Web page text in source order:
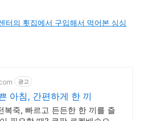
터의 횟집에서 구입해서 먹어본 싱싱
광고
아침, 간편하게 한 끼
복죽, 빠르고 든든한 한 끼를 즐